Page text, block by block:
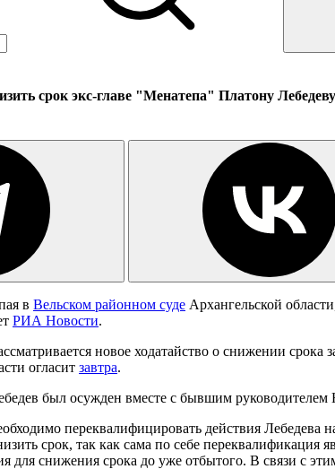
срок экс-главе "Менатепа" Платону
в Вельском районном суде Архангельской
РИА Новости.
новое ходатайство о снижении
огласит завтра.
был осужден вместе с бывшим
переквалифицировать действия Лебедева
срок, так как сама по себе переквалификация
для снижения срока до уже отбытого. В связи с